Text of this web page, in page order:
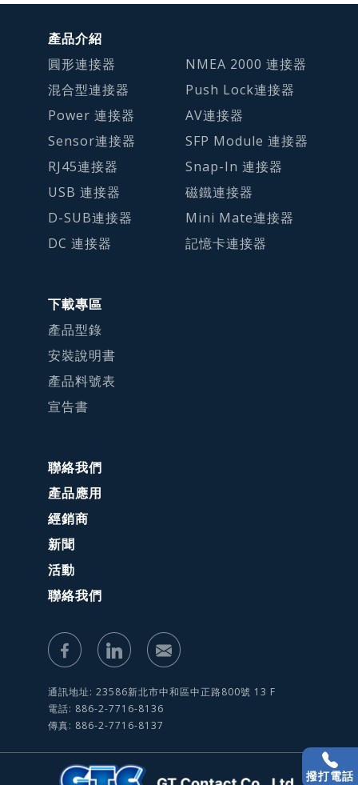
產品介紹
圓形連接器
混合型連接器
Power 連接器
Sensor連接器
RJ45連接器
USB 連接器
D-SUB連接器
DC 連接器
NMEA 2000 連接器
Push Lock連接器
AV連接器
SFP Module 連接器
Snap-In 連接器
磁鐵連接器
Mini Mate連接器
記憶卡連接器
下載專區
產品型錄
安裝說明書
產品料號表
宣告書
聯絡我們
產品應用
經銷商
新聞
活動
聯絡我們
通訊地址: 23586新北市中和區中正路800號 13 F
電話: 886-2-7716-8136
傳真: 886-2-7716-8137
撥打電話